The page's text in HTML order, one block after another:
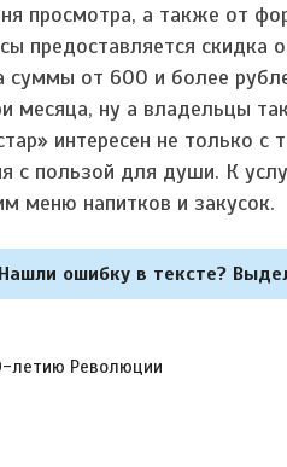
просмотра, а также от
предоставляется
суммы от 600 и более
месяца, ну а владельцы
интересен не только с
с пользой для души. К
меню напитков и закусок.
Нашли ошибку в тексте?
летию Революции